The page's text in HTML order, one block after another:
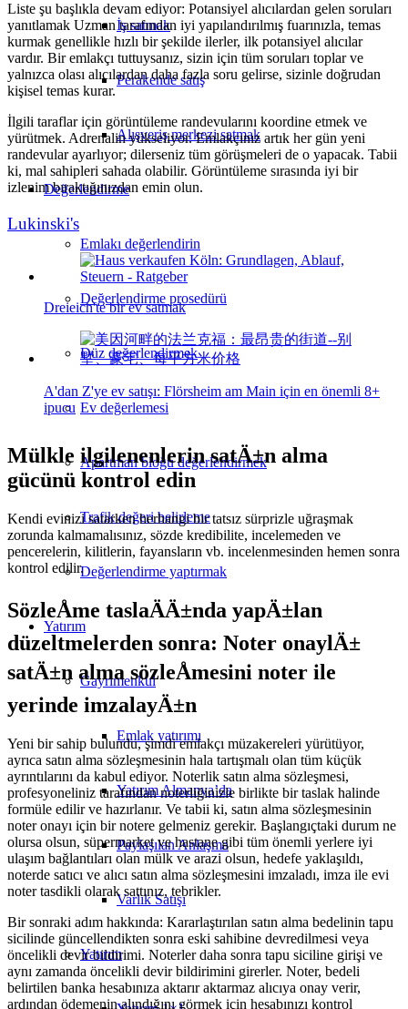
İş satmak
Perakende satış
Alışveriş merkezi satmak
Değerlendirme
Emlakı değerlendirin
Değerlendirme prosedürü
Düz değerlendirmek
Ev değerlemesi
Apartman bloğu değerlendirmek
Trafik değeri belirleme
Değerlendirme yaptırmak
Yatırım
Gayrimenkul
Emlak yatırımı
Yatırım Almanya’da
Paylaşılan Anlaşma
Varlık Satışı
Yatırım
Liste şu başlıkla devam ediyor: Potansiyel alıcılardan gelen soruları
yanıtlamak Uzman tarafından iyi yapılandırılmış fuarınızla, temas
kurmak genellikle hızlı bir şekilde ilerler, ilk potansiyel alıcılar
vardır. Bir emlakçı tuttuysanız, sizin için tüm soruları toplar ve
yalnızca olası alıcılardan daha fazla soru gelirse, sizinle doğrudan
kişisel temas kurar.
İlgili taraflar için görüntüleme randevularını koordine etmek ve
yürütmek. Adrenalin yükseliyor. Emlakçınız artık her gün yeni
randevular ayarlıyor; dilerseniz tüm görüşmeleri de o yapacak. Tabii
ki, mal sahipleri sahada olabilir. Görüntüleme sırasında iyi bir
izlenim bıraktığınızdan emin olun.
Lukinski's
Dreieich'te bir ev satmak
A'dan Z'ye ev satışı: Flörsheim am Main için en önemli 8+
ipucu
Mülkle ilgilenenlerin satÄ±n alma
gücünü kontrol edin
Kendi evinizi satarken herhangi bir tatsız sürprizle uğraşmak
zorunda kalmamalısınız, sözde kredibilite, incelemeden ve
pencerelerin, kilitlerin, fayansların vb. incelenmesinden hemen sonra
kontrol edilir.
SözleÅme taslaÄÄ±nda yapÄ±lan
düzeltmelerden sonra: Noter onaylÄ±
satÄ±n alma sözleÅmesini noter ile
yerinde imzalayÄ±n
Yeni bir sahip bulundu, şimdi emlakçı müzakereleri yürütüyor,
ayrıca satın alma sözleşmesinin hala tartışmalı olan tüm küçük
ayrıntılarını da kabul ediyor. Noterlik satın alma sözleşmesi,
profesyoneliniz tarafından noterliğinizle birlikte bir taslak halinde
formüle edilir ve hazırlanır. Ve tabii ki, satın alma sözleşmesinin
noter onayı için bir notere gelmeniz gerekir. Başlangıçtaki durum ne
olursa olsun, süpermarket ve hastane gibi tüm önemli yerlere iyi
ulaşım bağlantıları olan mülk ve arazi olsun, hedefe yaklaşıldı,
noterde satıcı ve alıcı satın alma sözleşmesini imzaladı, imza ile evi
noter tasdikli olarak sattınız, tebrikler.
Bir sonraki adım hakkında: Kararlaştırılan satın alma bedelinin tapu
sicilinde güncellendikten sonra eski sahibine devredilmesi veya
öncelikli devir bildirimi. Noterler daha sonra tapu siciline girişi ve
aynı zamanda öncelikli devir bildirimini girerler. Noter, bedeli
belirtilen banka hesabınıza aktarır aktarmaz alıcıya onay verir,
ardından ödemenin alındığını görmek için hesabınızı kontrol